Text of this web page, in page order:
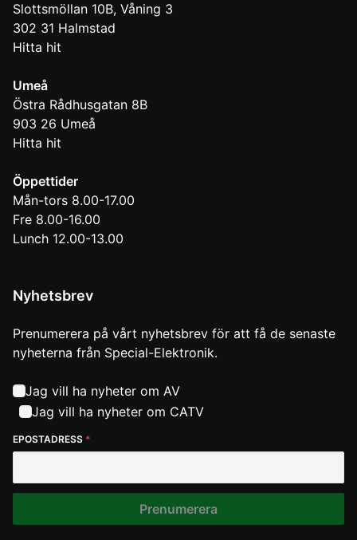
Slottsmöllan 10B, Våning 3
302 31 Halmstad
Hitta hit
Umeå
Östra Rådhusgatan 8B
903 26 Umeå
Hitta hit
Öppettider
Mån-tors 8.00-17.00
Fre 8.00-16.00
Lunch 12.00-13.00
Nyhetsbrev
Prenumerera på vårt nyhetsbrev för att få de senaste
nyheterna från Special-Elektronik.
Jag vill ha nyheter om AV
Jag vill ha nyheter om CATV
EPOSTADRESS *